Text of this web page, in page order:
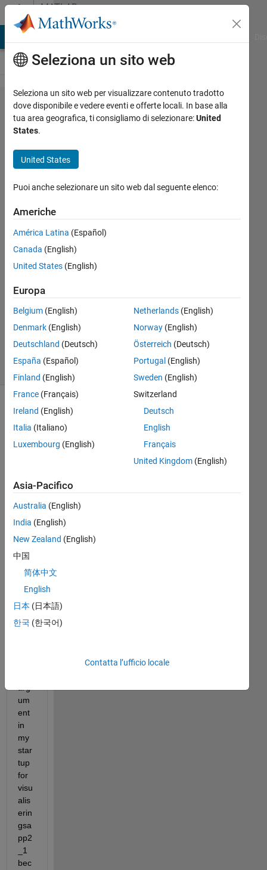
Vai al contenutoMATLAB
Answers
whats
wrong
my
Muazma
3 Mar
2024
1
18 Mar
2024
18
Visualizzazioni
(30 giorni)
Mostra
commenti
meno
recenti
visualiseringsapp2_1.mlapp
I
e
dec
lare
app
2
um
ent
in
my
star
tup
for
visu
alis
erin
gsa
pp2
_1
bec
Seleziona un sito web
Seleziona un sito web per visualizzare contenuto tradotto
dove disponibile e vedere eventi e offerte locali. In base alla
tua area geografica, ti consigliamo di selezionare:United
States.
United States
Puoi anche selezionare un sito web dal seguente elenco:
Americhe
América Latina (Español)
Canada (English)
United States (English)
Europa
Belgium (English)
Denmark (English)
Deutschland (Deutsch)
España (Español)
Finland (English)
France (Français)
Ireland (English)
Italia (Italiano)
Luxembourg (English)
Netherlands(English)
Norway(English)
Österreich (Deutsch)
Portugal (English)
Sweden (English)
Switzerland
Deutsch
English
Français
United Kingdom(English)
Asia-Pacifico
Australia (English)
India (English)
New Zealand (English)
中国
简体中文
English
日本 (日本語)
한국 (한국어)
Contatta l’ufficio locale